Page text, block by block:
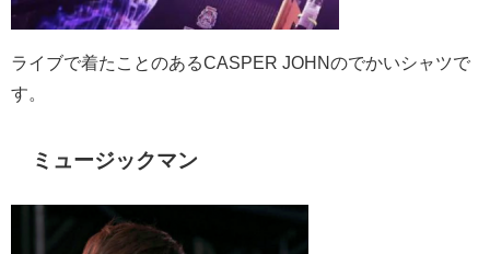
ライブで着たことのあるCASPER JOHNのでかいシャツで
す。
ミュージックマン